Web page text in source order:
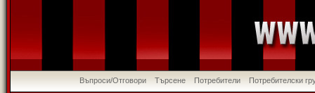
Въпроси/Отговори Търсене Потребители Потребителски